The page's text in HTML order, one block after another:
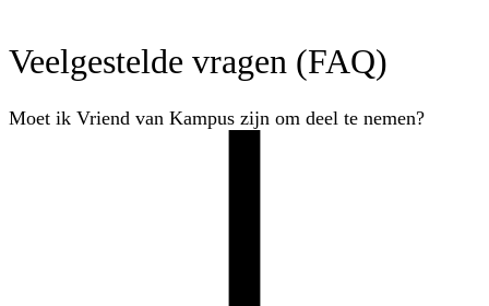
Veelgestelde vragen (FAQ)
Moet ik Vriend van Kampus zijn om deel te nemen?